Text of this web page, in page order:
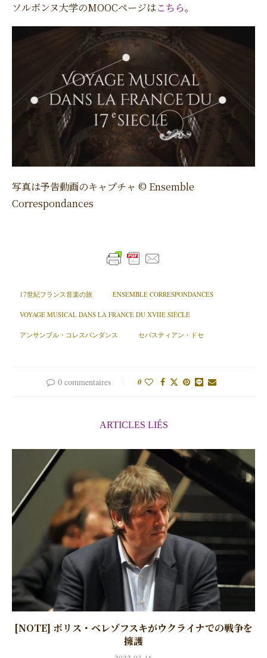
ソルボンヌ大学のMOOCページはこちら。
写真は予告動画のキャプチャ © Ensemble
Correspondances
17世紀フランス音楽の旅 ENSEMBLE CORRESPONDANCES
VOYAGE MUSICAL DANS LA FRANCE DU XVIIE SIÈCLE
アンサンブル・コレスパンダンス セバスティアン・ドセ
0 commentaires 0
ARTICLES LIÉS
[NOTE] ボリス・ベレゾフスキがウクライナでの戦争を
擁護